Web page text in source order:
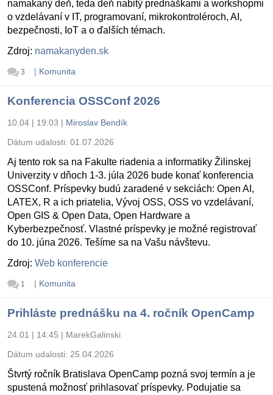
namakaný deň, teda deň nabitý prednáškami a workshopmi
o vzdelávaní v IT, programovaní, mikrokontroléroch, AI,
bezpečnosti, IoT a o ďalších témach.
Zdroj: namakanyden.sk
3 | Komunita
Konferencia OSSConf 2026
10.04 | 19:03 | Miroslav Bendík
Dátum udalosti: 01.07.2026
Aj tento rok sa na Fakulte riadenia a informatiky Žilinskej
Univerzity v dňoch 1-3. júla 2026 bude konať konferencia
OSSConf. Príspevky budú zaradené v sekciách: Open AI,
LATEX, R a ich priatelia, Vývoj OSS, OSS vo vzdelávaní,
Open GIS & Open Data, Open Hardware a
Kyberbezpečnosť. Vlastné príspevky je možné registrovať
do 10. júna 2026. Tešíme sa na Vašu návštevu.
Zdroj: Web konferencie
1 | Komunita
Prihláste prednášku na 4. ročník OpenCamp
24.01 | 14:45 | MarekGalinski
Dátum udalosti: 25.04.2026
Štvrtý ročník Bratislava OpenCamp pozná svoj termín a je
spustená možnosť prihlasovať príspevky. Podujatie sa